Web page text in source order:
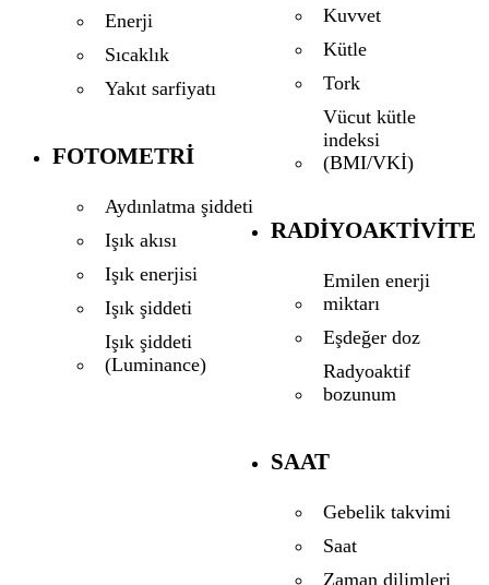
Enerji
Sıcaklık
Yakıt sarfiyatı
FOTOMETRI
Aydınlatma şiddeti
Işık akısı
Işık enerjisi
Işık şiddeti
Işık şiddeti
(Luminance)
Kuvvet
Kütle
Tork
Vücut kütle
indeksi
(BMI/VKİ)
RADIYOAKTIVITE
Emilen enerji
miktarı
Eşdeğer doz
Radyoaktif
bozunum
SAAT
Gebelik takvimi
Saat
Zaman dilimleri